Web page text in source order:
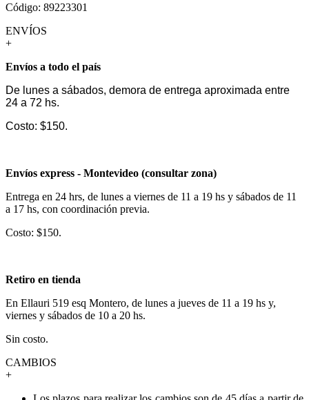
Código: 89223301
ENVÍOS
+
Envíos a todo el país
De lunes a sábados, demora de entrega aproximada entre
24 a 72 hs.
Costo: $150.
Envíos express - Montevideo (consultar zona)
Entrega en 24 hrs, de lunes a viernes de 11 a 19 hs y sábados de 11
a 17 hs, con coordinación previa.
Costo: $150.
Retiro en tienda
En Ellauri 519 esq Montero, de lunes a jueves de 11 a 19 hs y,
viernes y sábados de 10 a 20 hs.
Sin costo.
CAMBIOS
+